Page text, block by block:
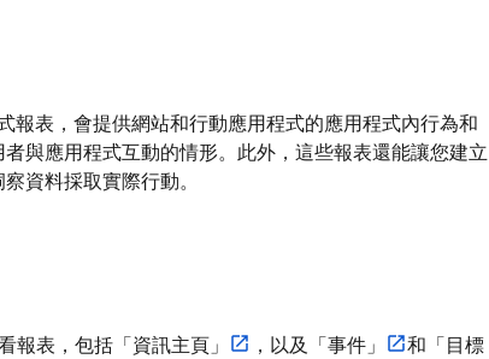
表，會提供網站和行動應用程式的應用程式內行為和
與應用程式互動的情形。此外，這些報表還能讓您建立
資料採取實際行動。
報表，包括「資訊主頁」 ，以及「事件」
和「目標